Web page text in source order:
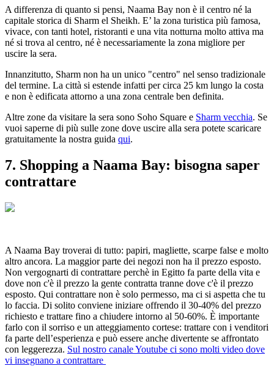
A differenza di quanto si pensi, Naama Bay non è il centro né la
capitale storica di Sharm el Sheikh. E’ la zona turistica più famosa,
vivace, con tanti hotel, ristoranti e una vita notturna molto attiva ma
né si trova al centro, né è necessariamente la zona migliore per
uscire la sera.
Innanzitutto, Sharm non ha un unico "centro" nel senso tradizionale
del termine. La città si estende infatti per circa 25 km lungo la costa
e non è edificata attorno a una zona centrale ben definita.
Altre zone da visitare la sera sono Soho Square e Sharm vecchia. Se
vuoi saperne di più sulle zone dove uscire alla sera potete scaricare
gratuitamente la nostra guida qui.
7. Shopping a Naama Bay: bisogna saper
contrattare
A Naama Bay troverai di tutto: papiri, magliette, scarpe false e molto
altro ancora. La maggior parte dei negozi non ha il prezzo esposto.
Non vergognarti di contrattare perchè in Egitto fa parte della vita e
dove non c'è il prezzo la gente contratta tranne dove c'è il prezzo
esposto. Qui contrattare non è solo permesso, ma ci si aspetta che tu
lo faccia. Di solito conviene iniziare offrendo il 30-40% del prezzo
richiesto e trattare fino a chiudere intorno al 50-60%. È importante
farlo con il sorriso e un atteggiamento cortese: trattare con i venditori
fa parte dell’esperienza e può essere anche divertente se affrontato
con leggerezza. Sul nostro canale Youtube ci sono molti video dove
vi insegnano a contrattare